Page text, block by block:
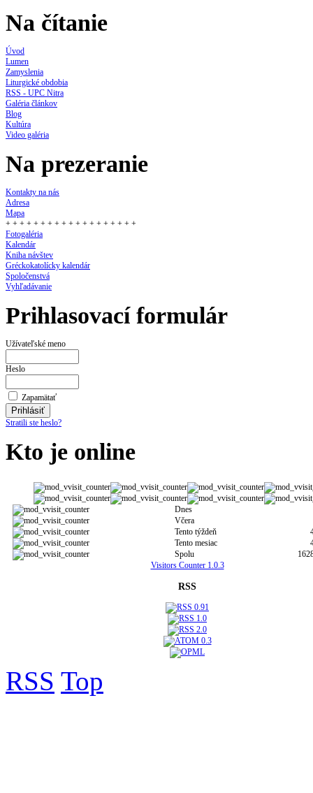
Na čítanie
Úvod
Lumen
Zamyslenia
Liturgické obdobia
RSS - UPC Nitra
Galéria článkov
Blog
Kultúra
Video galéria
Na prezeranie
Kontakty na nás
Adresa
Mapa
+ + + + + + + + + + + + + + + + + + +
Fotogaléria
Kalendár
Kniha návštev
Gréckokatolícky kalendár
Spoločenstvá
Vyhľadávanie
Prihlasovací formulár
Užívateľské meno
Heslo
Zapamätať
Stratili ste heslo?
Kto je online
Dnes
Včera
Tento týždeň
Tento mesiac
Spolu
Visitors Counter 1.0.3
RSS
RSS Top